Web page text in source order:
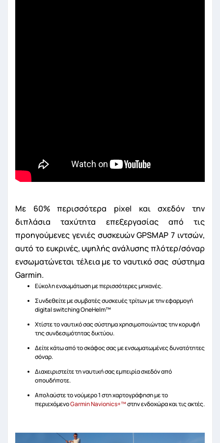
Με 60% περισσότερα pixel και σχεδόν την
διπλάσια ταχύτητα επεξεργασίας από τις
προηγούμενες γενιές συσκευών GPSMAP 7 ιντσών,
αυτό το ευκρινές, υψηλής ανάλυσης πλότερ/σόναρ
ενσωματώνεται τέλεια με το ναυτικό σας σύστημα
Garmin.
Εύκολη ενσωμάτωση με περισσότερες μηχανές.
Συνδεθείτε με συμβατές συσκευές τρίτων με την εφαρμογή
digital switching OneHelm™
Χτίστε το ναυτικό σας σύστημα χρησιμοποιώντας την κορυφή
της συνδεσιμότητας δικτύου.
Δείτε κάτω από το σκάφος σας με ενσωματωμένες δυνατότητες
σόναρ.
Διαχειριστείτε τη ναυτική σας εμπειρία σχεδόν από
οπουδήποτε.
Απολαύστε το νούμερο 1 στη χαρτογράφηση με το
περιεχόμενοGarmin Navionics+™στην ενδοχώρα και τις ακτές.